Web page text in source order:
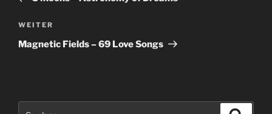
Nächster
Beitrag
WEITER
Magnetic Fields – 69 Love Songs